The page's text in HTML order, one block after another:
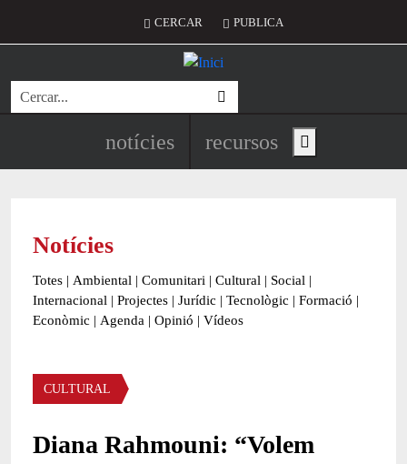
Menú del compte d'usuari
CERCAR PUBLICA
Cerca
Navegació principal de
notícies recursos Show main menu
Notícies
Totes | Ambiental | Comunitari | Cultural | Social |
Internacional | Projectes | Jurídic | Tecnològic | Formació |
Econòmic | Agenda | Opinió | Vídeos
Àmbit de la notícia
CULTURAL
Diana Rahmouni: “Volem